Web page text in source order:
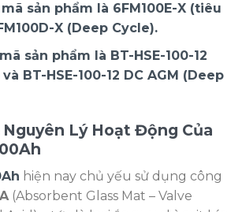
sản phẩm là 6FM100E-X (tiêu
X (Deep Cycle).
sản phẩm là BT-HSE-100-12
BT-HSE-100-12 DC AGM (Deep
Nguyên Lý Hoạt Động Của
hiện nay chủ yếu sử dụng công
(Absorbent Glass Mat – Valve